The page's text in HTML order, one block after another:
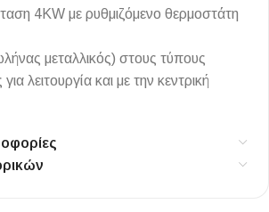
4KW με ρυθμιζόμενο θερμοστάτη
μεταλλικός) στους τύπους
λειτουργία και με την κεντρική